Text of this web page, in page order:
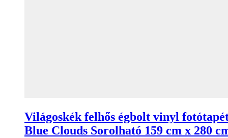
Világoskék felhős égbolt vinyl
Blue Clouds Sorolható 159 cm x 280